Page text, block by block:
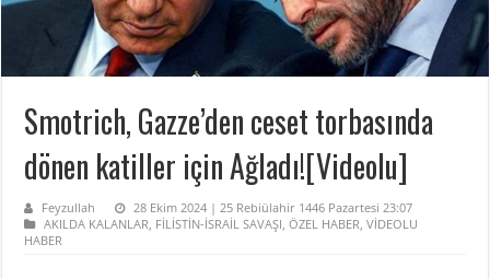
Smotrich, Gazze’den ceset torbasında
dönen katiller için Ağladı![Videolu]
Feyzullah
28 Ekim 2024 | 25 Rebiülahir 1446 Pazartesi 23:07
AKILDA KALANLAR, FİLİSTİN-İSRAİL SAVAŞI,ÖZEL HABER,VİDEOLU
HABER